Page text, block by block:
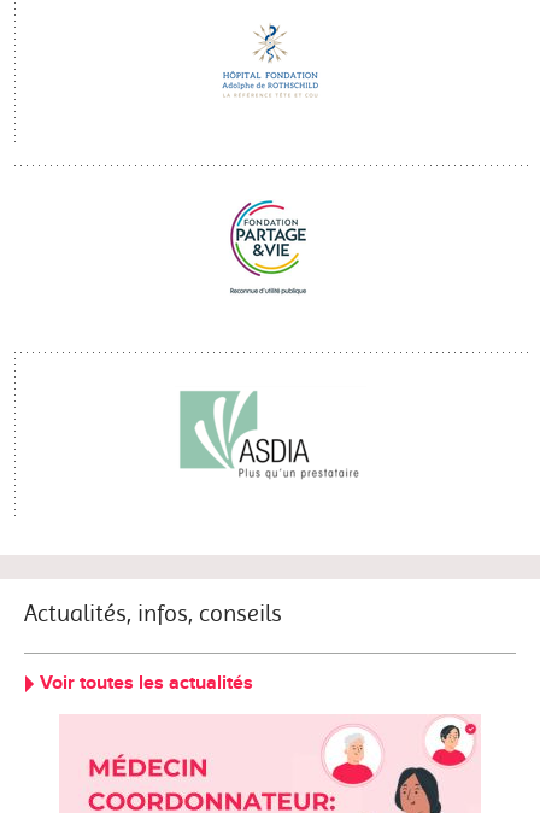
Actualités, infos, conseils
Voir toutes les actualités